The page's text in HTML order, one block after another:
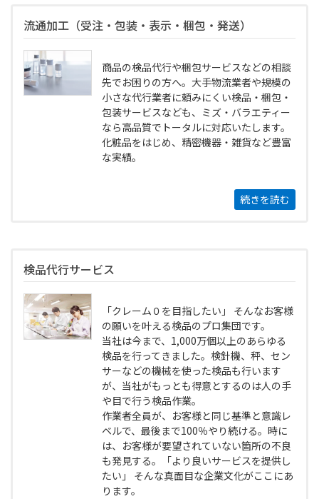
流通加工（受注・包装・表示・梱包・発送）
商品の検品代⾏や梱包サービスなどの相談
先でお困りの⽅へ。⼤⼿物流業者や規模の
⼩さな代⾏業者に頼みにくい検品・梱包・
包装サービスなども、ミズ・バラエティー
なら⾼品質でトータルに対応いたします。
化粧品をはじめ、精密機器・雑貨など豊富
な実績。
続きを読む
検品代行サービス
「クレーム０を目指したい」 そんなお客様
の願いを叶える検品のプロ集団です。
当社は今まで、1,000万個以上のあらゆる
検品を行ってきました。検針機、秤、セン
サーなどの機械を使った検品も行います
が、当社がもっとも得意とするのは人の手
や目で行う検品作業。
作業者全員が、お客様と同じ基準と意識レ
ベルで、最後まで100％やり続ける。時に
は、お客様が要望されていない箇所の不良
も発見する。「より良いサービスを提供し
たい」 そんな真面目な企業文化がここにあ
ります。